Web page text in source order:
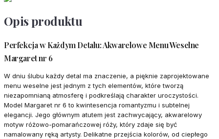
Opis produktu
Perfekcja w Każdym Detalu: Akwarelowe Menu Weselne
Margaret nr 6
W dniu ślubu każdy detal ma znaczenie, a pięknie zaprojektowane
menu weselne jest jednym z tych elementów, które tworzą
niezapomnianą atmosferę i podkreślają charakter uroczystości.
Model Margaret nr 6 to kwintesencja romantyzmu i subtelnej
elegancji. Jego głównym atutem jest zachwycający, akwarelowy
motyw różowo-pomarańczowej róży, który zdaje się być
namalowany ręką artysty. Delikatne przejścia kolorów, od ciepłego